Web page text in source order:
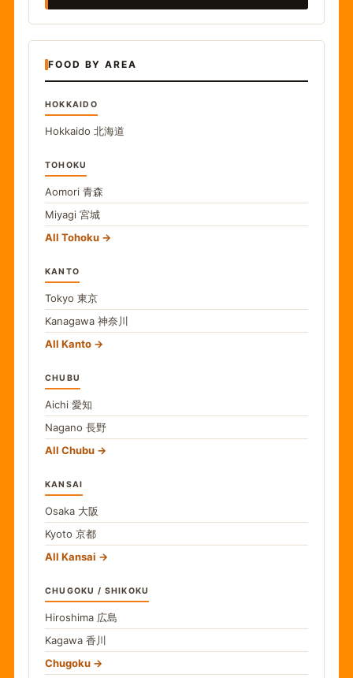
FOOD BY AREA
HOKKAIDO
Hokkaido 北海道
TOHOKU
Aomori 青森
Miyagi 宮城
All Tohoku
KANTO
Tokyo 東京
Kanagawa 神奈川
All Kanto
CHUBU
Aichi 愛知
Nagano 長野
All Chubu
KANSAI
Osaka 大阪
Kyoto 京都
All Kansai
CHUGOKU / SHIKOKU
Hiroshima 広島
Kagawa 香川
Chugoku